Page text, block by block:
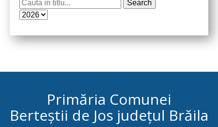
Primăria Comunei
Berteștii de Jos județul Brăila